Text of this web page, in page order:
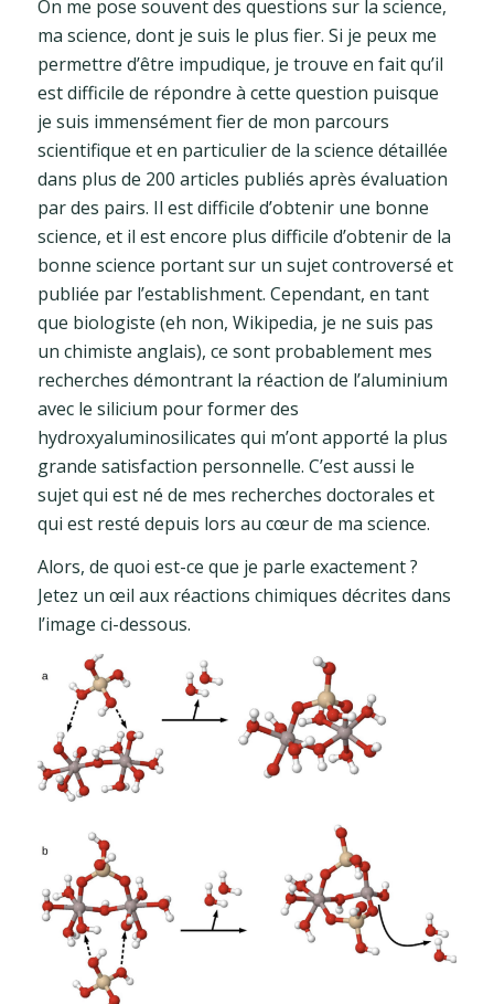
On me pose souvent des questions sur la science,
ma science, dont je suis le plus fier. Si je peux me
permettre d’être impudique, je trouve en fait qu’il
est difficile de répondre à cette question puisque
je suis immensément fier de mon parcours
scientifique et en particulier de la science détaillée
dans plus de 200 articles publiés après évaluation
par des pairs. Il est difficile d’obtenir une bonne
science, et il est encore plus difficile d’obtenir de la
bonne science portant sur un sujet controversé et
publiée par l’establishment. Cependant, en tant
que biologiste (eh non, Wikipedia, je ne suis pas
un chimiste anglais), ce sont probablement mes
recherches démontrant la réaction de l’aluminium
avec le silicium pour former des
hydroxyaluminosilicates qui m’ont apporté la plus
grande satisfaction personnelle. C’est aussi le
sujet qui est né de mes recherches doctorales et
qui est resté depuis lors au cœur de ma science.
Alors, de quoi est-ce que je parle exactement ?
Jetez un œil aux réactions chimiques décrites dans
l’image ci-dessous.